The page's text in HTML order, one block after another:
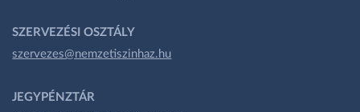
SZERVEZÉSI OSZTÁLY
szervezes@nemzetiszinhaz.hu
JEGYPÉNZTÁR